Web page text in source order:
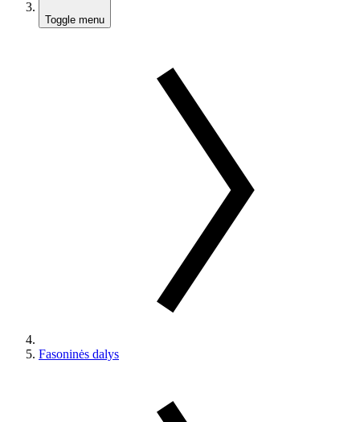
Toggle menu
Fasoninės dalys